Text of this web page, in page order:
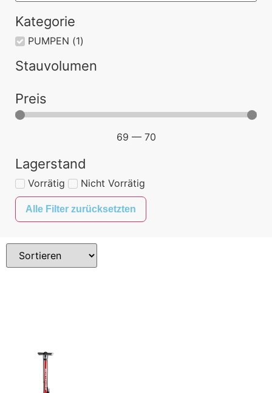
Kategorie
PUMPEN (1)
Stauvolumen
Preis
69 — 70
Lagerstand
Vorrätig Nicht Vorrätig
Alle Filter zurücksetzten